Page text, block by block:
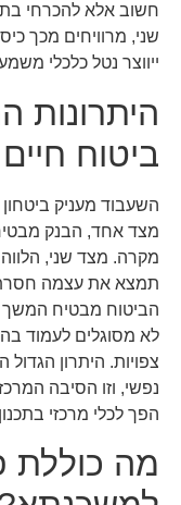
חשוב אלא להכרחי
שני, מרוויחים מכך
ייווצר נטל כלכלי
היתרונות
ביטוח
השעבוד מעניק
מצד אחד, הבנק
מקרה. מצד שני,
תמצא את עצמה חסרת
הביטוח מבטיח המשך
לא מסוגלים לעמוד
צפויות. היתרון
נפשי, וזו הסיבה
הפך לכלי מרכזי
מה כוללת